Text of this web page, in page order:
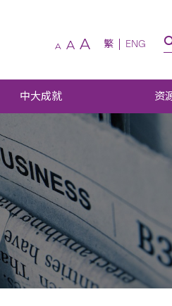
A A A 繁 ENG
中大成就 资